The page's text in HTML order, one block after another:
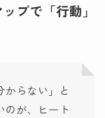
プで「行動」
からない」と
のが、ヒート